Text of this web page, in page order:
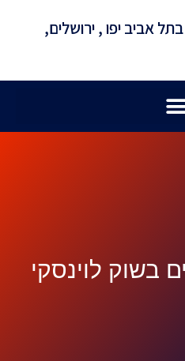
אביב יפו , ירושלים,
בשוק לוינסקי